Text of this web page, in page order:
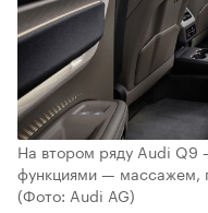
На втором ряду Audi Q9
функциями — массажем,
(Фото: Audi AG)